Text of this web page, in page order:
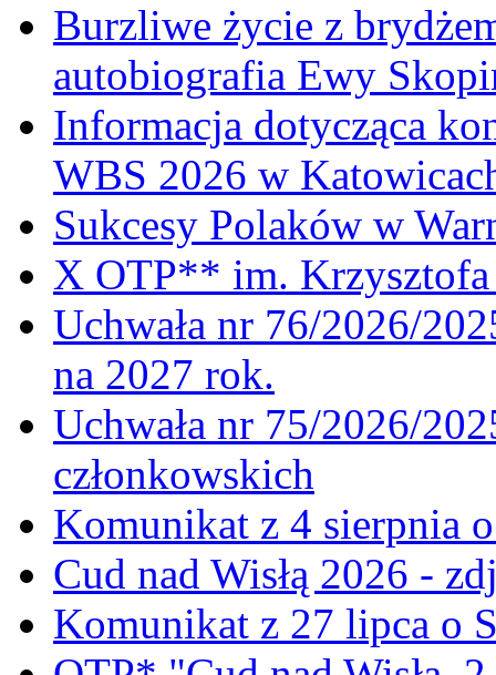
Burzliwe życie z
autobiografia Ewy
Informacja dotycząca
WBS 2026 w
Sukcesy Polaków w
X OTP** im. Krzysztofa
Uchwała nr 76/2026/
na 2027 rok.
Uchwała nr 75/2026/
członkowskich
Komunikat z 4 sierpnia
Cud nad Wisłą 2026 -
Komunikat z 27 lipca o